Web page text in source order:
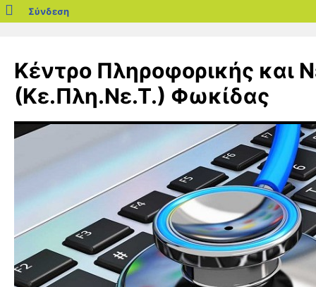
blogs.sch.gr
Σύνδεση
περιεχόμενο
Κέντρο Πληροφορικής και
(Κε.Πλη.Νε.Τ.) Φωκίδας